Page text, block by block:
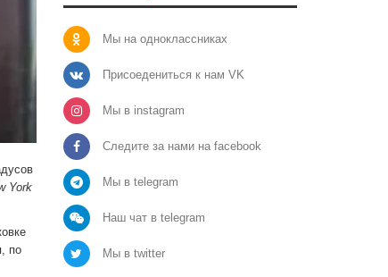
York
по
Мы на одноклассниках
Присоедениться к нам VK
Мы в instagram
Следите за нами на facebook
Мы в telegram
Наш чат в telegram
Мы в twitter